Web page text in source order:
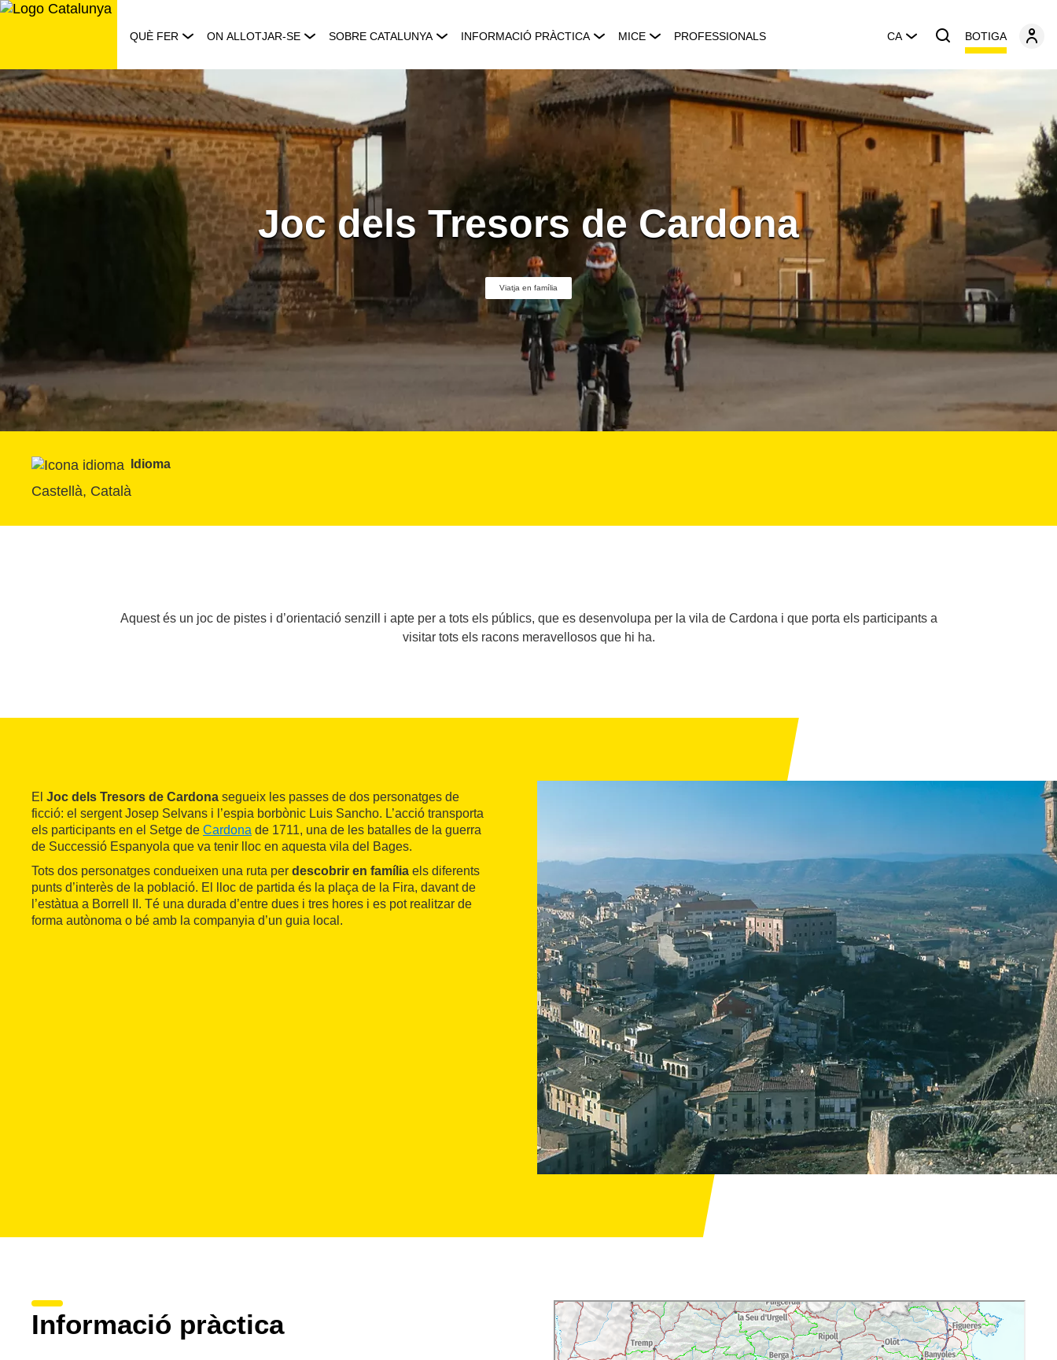
Saltar
QUÈ FER ON ALLOTJAR-SE SOBRE CATALUNYA INFORMACIÓ PRÀCTICA MICE PROFESSIONALS CA BOTIGA
Joc dels Tresors de Cardona
Viatja en família
Idioma
Castellà, Català
Aquest és un joc de pistes i d’orientació senzill i apte per a tots els públics, que es desenvolupa per la vila de Cardona i que porta els participants a
visitar tots els racons meravellosos que hi ha.
El Joc dels Tresors de Cardona segueix les passes de dos personatges de
ficció: el sergent Josep Selvans i l’espia borbònic Luis Sancho. L’acció transporta
els participants en el Setge de Cardona de 1711, una de les batalles de la guerra
de Successió Espanyola que va tenir lloc en aquesta vila del Bages.
Tots dos personatges condueixen una ruta per descobrir en família els diferents
punts d’interès de la població. El lloc de partida és la plaça de la Fira, davant de
l’estàtua a Borrell II. Té una durada d’entre dues i tres hores i es pot realitzar de
forma autònoma o bé amb la companyia d’un guia local.
Informació pràctica